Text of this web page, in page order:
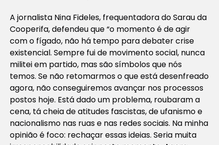
A jornalista Nina Fideles, frequentadora do Sarau da
Cooperifa, defendeu que “o momento é de agir
com o fígado, não há tempo para debater crise
existencial. Sempre fui de movimento social, nunca
militei em partido, mas são símbolos que nós
temos. Se não retomarmos o que está desenfreado
agora, não conseguiremos avançar nos processos
postos hoje. Está dado um problema, roubaram a
cena, tá cheia de atitudes fascistas, de ufanismo e
nacionalismo nas ruas e nas redes sociais. Na minha
opinião é foco: rechaçar essas ideias. Seria muita